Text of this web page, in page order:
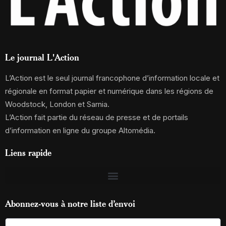
Le journal L'Action
L’Action est le seul journal francophone d’information locale et
régionale en format papier et numérique dans les régions de
Woodstock, London et Sarnia.
L’Action fait partie du réseau de presse et de portails
d’information en ligne du groupe Altomédia.
Liens rapide
Abonnez-vous à notre liste d’envoi